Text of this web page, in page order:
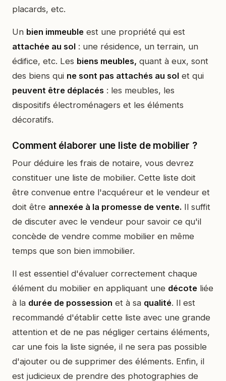
placards, etc.
Un bien immeuble est une propriété qui est
attachée au sol : une résidence, un terrain, un
édifice, etc. Les biens meubles, quant à eux, sont
des biens qui ne sont pas attachés au sol et qui
peuvent être déplacés : les meubles, les
dispositifs électroménagers et les éléments
décoratifs.
Comment élaborer une liste de mobilier ?
Pour déduire les frais de notaire, vous devrez
constituer une liste de mobilier. Cette liste doit
être convenue entre l'acquéreur et le vendeur et
doit être annexée à la promesse de vente. Il suffit
de discuter avec le vendeur pour savoir ce qu'il
concède de vendre comme mobilier en même
temps que son bien immobilier.
Il est essentiel d'évaluer correctement chaque
élément du mobilier en appliquant une décote liée
à la durée de possession et à sa qualité. Il est
recommandé d'établir cette liste avec une grande
attention et de ne pas négliger certains éléments,
car une fois la liste signée, il ne sera pas possible
d'ajouter ou de supprimer des éléments. Enfin, il
est judicieux de prendre des photographies de